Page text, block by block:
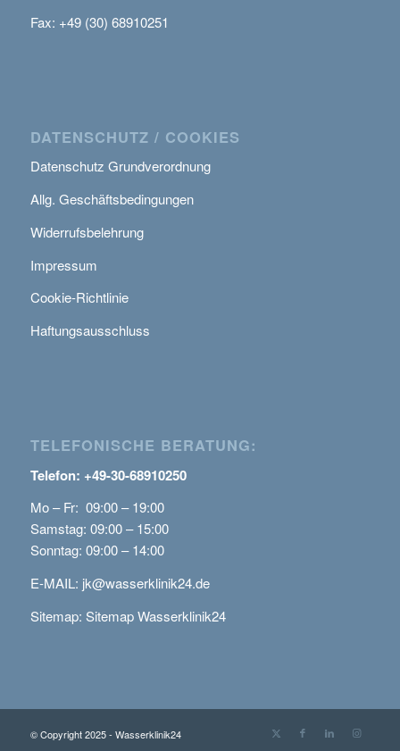
Fax: +49 (30) 68910251
DATENSCHUTZ / COOKIES
Datenschutz Grundverordnung
Allg. Geschäftsbedingungen
Widerrufsbelehrung
Impressum
Cookie-Richtlinie
Haftungsausschluss
TELEFONISCHE BERATUNG:
Telefon: +49-30-68910250
Mo – Fr: 09:00 – 19:00
Samstag: 09:00 – 15:00
Sonntag: 09:00 – 14:00
E-MAIL: jk@wasserklinik24.de
Sitemap: Sitemap Wasserklinik24
© Copyright 2025 - Wasserklinik24